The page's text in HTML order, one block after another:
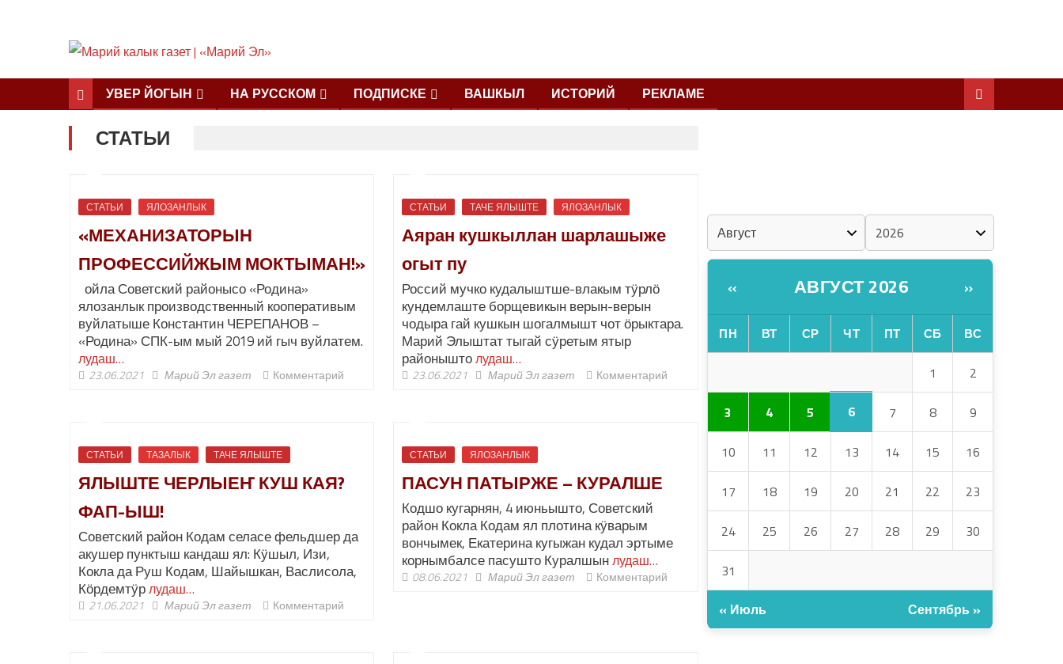
УВЕР ЙОГЫН НА РУССКОМ ПОДПИСКЕ ВАШКЫЛ ИСТОРИЙ РЕКЛАМЕ
СТАТЬИ
СТАТЬИ ЯЛОЗАНЛЫК
«МЕХАНИЗАТОРЫН
ПРОФЕССИЙЖЫМ МОКТЫМАН!»
ойла Советский районысо «Родина»
ялозанлык производственный кооперативым
вуйлатыше Константин ЧЕРЕПАНОВ –
«Родина» СПК-ым мый 2019 ий гыч вуйлатем.
лудаш…
23.06.2021 Марий Эл газет Комментарий
СТАТЬИ ТАЧЕ ЯЛЫШТЕ ЯЛОЗАНЛЫК
Аяран кушкыллан шарлашыже
огыт пу
Россий мучко кудалыштше-влакым тӱрлӧ
кундемлаште борщевикын верын-верын
чодыра гай кушкын шогалмышт чот ӧрыктара.
Марий Элыштат тыгай сӱретым ятыр
районыштолудаш…
23.06.2021 Марий Эл газет Комментарий
СТАТЬИ ТАЗАЛЫК ТАЧЕ ЯЛЫШТЕ
ЯЛЫШТЕ ЧЕРЛЫЕҤ КУШ КАЯ?
ФАП-ЫШ!
Советский район Кодам селасе фельдшер да
акушер пунктыш кандаш ял: Кӱшыл, Изи,
Кокла да Руш Кодам, Шайышкан, Васлисола,
Кӧрдемтӱрлудаш…
21.06.2021 Марий Эл газет Комментарий
СТАТЬИ ЯЛОЗАНЛЫК
ПАСУН ПАТЫРЖЕ – КУРАЛШЕ
Кодшо кугарнян, 4 июньышто, Советский
район Кокла Кодам ял плотина кӱварым
вончымек, Екатерина кугыжан кудал эртыме
корнымбалсе пасушто Куралшынлудаш…
08.06.2021 Марий Эл газет Комментарий
« АВГУСТ 2026 »
ПН ВТ СР ЧТ ПТ СБ ВС
1 2
3 4 5 6 7 8 9
10 11 12 13 14 15 16
17 18 19 20 21 22 23
24 25 26 27 28 29 30
31
« Июль Сентябрь »